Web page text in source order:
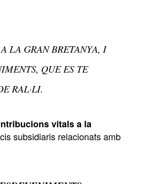
LA GRAN BRETANYA, I
QUE ES TE
RAL·LI.
vitals a la
subsidiaris relacionats amb